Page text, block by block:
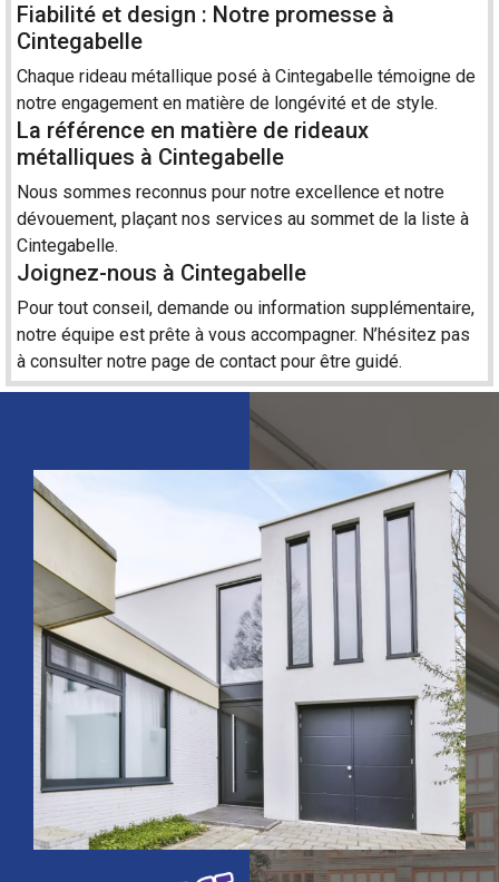
Fiabilité et design : Notre promesse à
Cintegabelle
Chaque rideau métallique posé à Cintegabelle témoigne de
notre engagement en matière de longévité et de style.
La référence en matière de rideaux
métalliques à Cintegabelle
Nous sommes reconnus pour notre excellence et notre
dévouement, plaçant nos services au sommet de la liste à
Cintegabelle.
Joignez-nous à Cintegabelle
Pour tout conseil, demande ou information supplémentaire,
notre équipe est prête à vous accompagner. N’hésitez pas
à consulter notre page de contact pour être guidé.